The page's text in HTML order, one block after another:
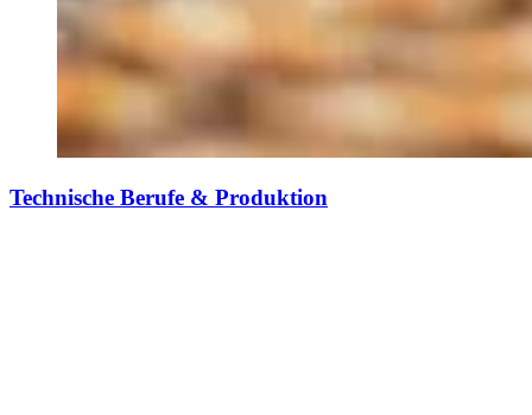
Technische Berufe & Produktion